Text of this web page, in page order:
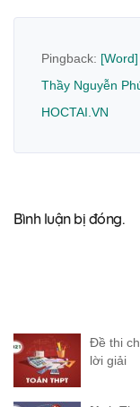
Pingback:
Thầy Nguyễn
HOCTAI.VN
Bình luận bị đóng.
Đề thi
lời giải